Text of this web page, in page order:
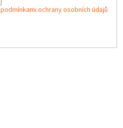
podmínkami ochrany osobních údajů